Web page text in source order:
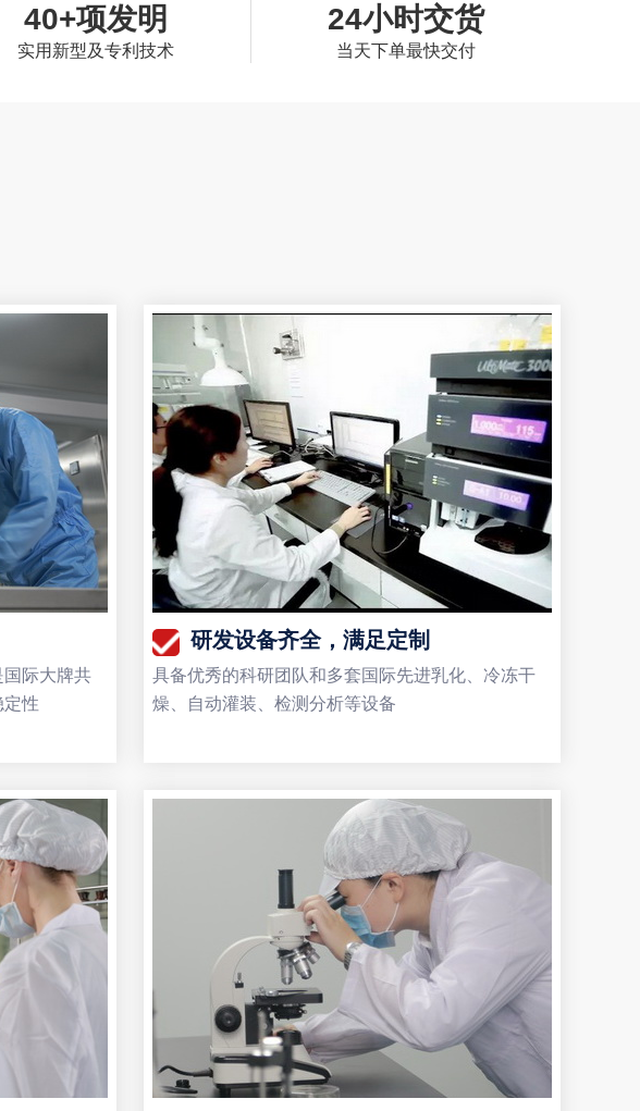
40+项发明
实用新型及专利技术
24小时交货
当天下单最快交付
际大牌共
定性
研发设备齐全，满足定制
具备优秀的科研团队和多套国际先进乳化、冷冻干
燥、自动灌装、检测分析等设备